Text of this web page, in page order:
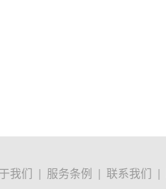
我们 | 服务条例 | 联系我们 |